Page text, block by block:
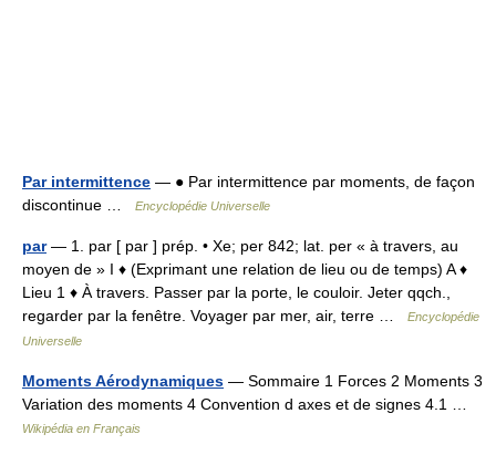
Par intermittence — ● Par intermittence par moments, de façon
discontinue …
Encyclopédie Universelle
par— 1. par [ par ] prép. • Xe; per 842; lat. per « à travers, au
moyen de » I ♦ (Exprimant une relation de lieu ou de temps) A ♦
Lieu 1 ♦ À travers. Passer par la porte, le couloir. Jeter qqch.,
regarder par la fenêtre. Voyager par mer, air, terre …
Encyclopédie
Universelle
Moments Aérodynamiques — Sommaire 1 Forces 2 Moments 3
Variation des moments 4 Convention d axes et de signes 4.1 …
Wikipédia en Français